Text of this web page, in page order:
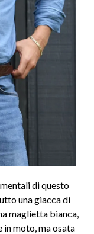
di questo
una giacca di
maglietta bianca,
in moto, ma osata